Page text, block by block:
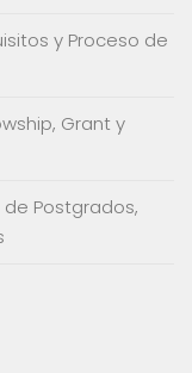
y Proceso de
Grant y
Postgrados,